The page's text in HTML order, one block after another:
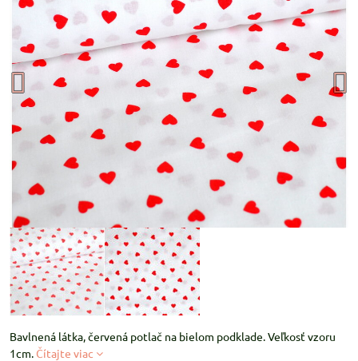
Bavlnená látka, červená potlač na bielom podklade. Veľkosť vzoru
1cm. Čítajte viac